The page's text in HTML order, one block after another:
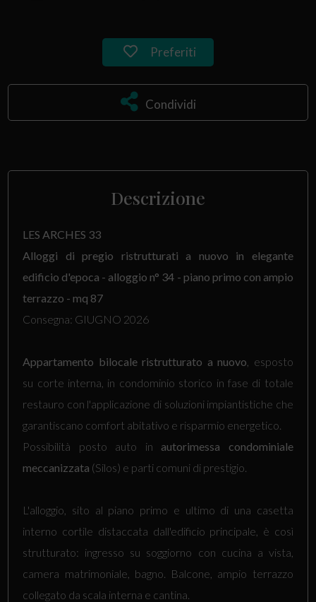
Preferiti
Condividi
Descrizione
LES ARCHES 33
Alloggi di pregio ristrutturati a nuovo in elegante
edificio d'epoca - alloggio n° 34 - piano primo con ampio
terrazzo - mq 87
Consegna: GIUGNO 2026
Appartamento bilocale ristrutturato a nuovo , esposto
su corte interna, in condominio storico in fase di totale
restauro con l'applicazione di soluzioni impiantistiche che
garantiscano comfort abitativo e risparmio energetico.
Possibilità posto auto in autorimessa condominiale
meccanizzata (Silos) e parti comuni di prestigio.
L'alloggio, sito al piano primo e ultimo di una casetta
interno cortile distaccata dall'edificio principale, è così
strutturato: ingresso su soggiorno con cucina a vista,
camera matrimoniale, bagno. Balcone, ampio terrazzo
collegato da scala interna e cantina.